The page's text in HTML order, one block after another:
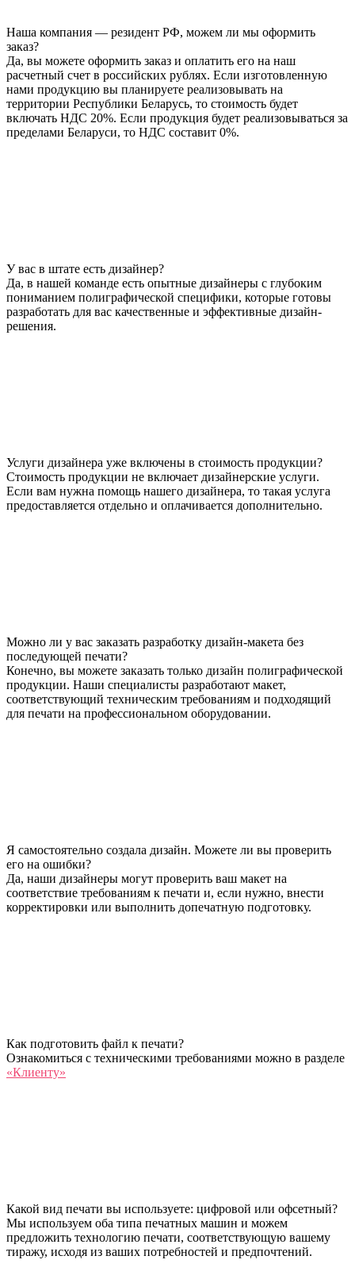
Наша компания — резидент РФ, можем ли мы оформить
заказ?
Да, вы можете оформить заказ и оплатить его на наш
расчетный счет в российских рублях. Если изготовленную
нами продукцию вы планируете реализовывать на
территории Республики Беларусь, то стоимость будет
включать НДС 20%. Если продукция будет реализовываться за
пределами Беларуси, то НДС составит 0%.
У вас в штате есть дизайнер?
Да, в нашей команде есть опытные дизайнеры с глубоким
пониманием полиграфической специфики, которые готовы
разработать для вас качественные и эффективные дизайн-
решения.
Услуги дизайнера уже включены в стоимость продукции?
Стоимость продукции не включает дизайнерские услуги.
Если вам нужна помощь нашего дизайнера, то такая услуга
предоставляется отдельно и оплачивается дополнительно.
Можно ли у вас заказать разработку дизайн-макета без
последующей печати?
Конечно, вы можете заказать только дизайн полиграфической
продукции. Наши специалисты разработают макет,
соответствующий техническим требованиям и подходящий
для печати на профессиональном оборудовании.
Я самостоятельно создала дизайн. Можете ли вы проверить
его на ошибки?
Да, наши дизайнеры могут проверить ваш макет на
соответствие требованиям к печати и, если нужно, внести
корректировки или выполнить допечатную подготовку.
Как подготовить файл к печати?
Ознакомиться с техническими требованиями можно в разделе
«Клиенту»
Какой вид печати вы используете: цифровой или офсетный?
Мы используем оба типа печатных машин и можем
предложить технологию печати, соответствующую вашему
тиражу, исходя из ваших потребностей и предпочтений.